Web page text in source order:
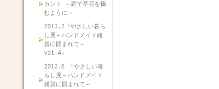
カント ～庭で草花を摘
むように～
2013.2『やさしい暮ら
し展～ハンドメイド雑
貨に囲まれて～
vol.4』
2012.6 『やさしい暮
らし展～ハンドメイド
雑貨に囲まれて～